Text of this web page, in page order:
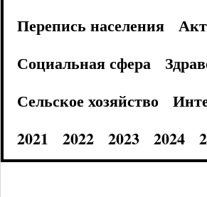
Перепись населения
Социальная сфера
Сельское хозяйство
2021
2022 2023 2024